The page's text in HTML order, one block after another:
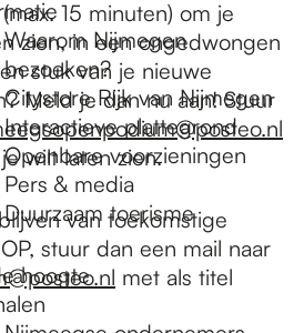
Waarom Nijmegen
bezoeken?
Citystore Rijk van Nijmegen
Interactieve plattegrond
Openbare voorzieningen
Pers & media
Duurzaam toerisme
hoogte
15 minuten) om je
zien, in een ongedwongen
stuk van je nieuwe
Meld je dan nu aan! Stuur
wilt laten zien.
van toekomstige
stuur dan een mail naar
met als titel